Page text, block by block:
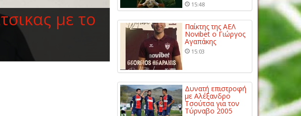
με το
15:48
Παίκτης της ΑΕΛ
Novibet ο Γιώργος
Αγαπάκης
15:03
Δυνατή επιστροφή
με Αλέξανδρο
Τσούτσα για τον
Τύρναβο 2005